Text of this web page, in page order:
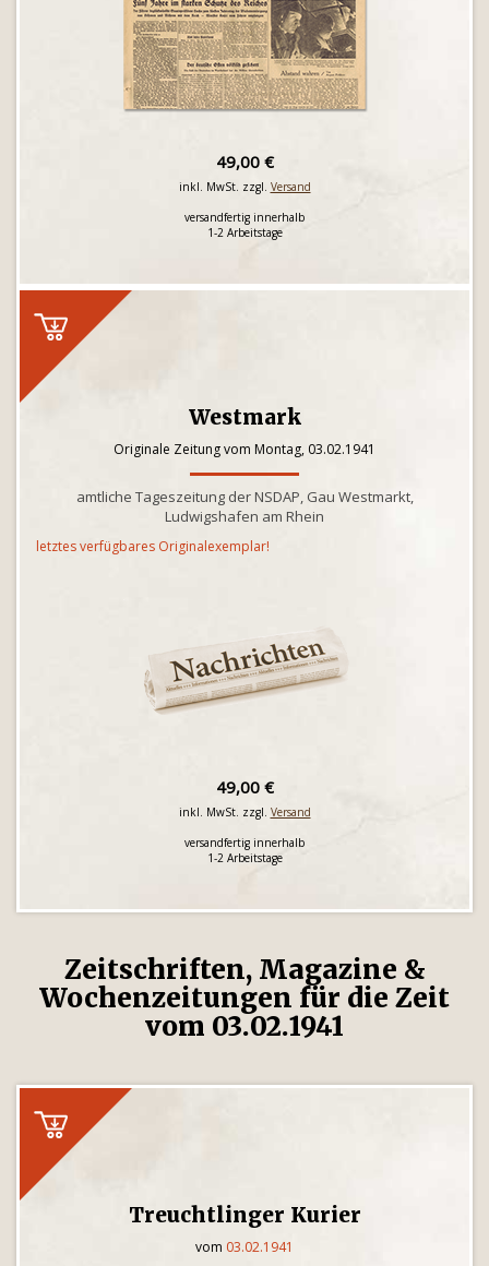
49,00 €
inkl. MwSt. zzgl. Versand
versandfertig innerhalb
1-2 Arbeitstage
Westmark
Originale Zeitung vom Montag, 03.02.1941
amtliche Tageszeitung der NSDAP, Gau Westmarkt,
Ludwigshafen am Rhein
letztes verfügbares Originalexemplar!
49,00 €
inkl. MwSt. zzgl. Versand
versandfertig innerhalb
1-2 Arbeitstage
Zeitschriften, Magazine &
Wochenzeitungen für die Zeit
vom 03.02.1941
Treuchtlinger Kurier
vom 03.02.1941